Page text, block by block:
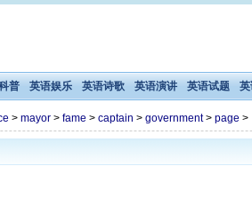
普 英语娱乐 英语诗歌 英语演讲 英语试题 英
> mayor> fame > captain > government> page >